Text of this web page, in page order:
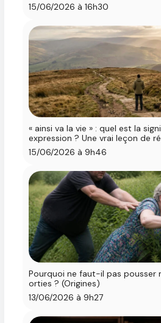
15/06/2026 à 16h30
« ainsi va la vie » : quel est la
expression ? Une vrai leçon de
15/06/2026 à 9h46
Pourquoi ne faut-il pas pousser
orties ? (Origines)
13/06/2026 à 9h27